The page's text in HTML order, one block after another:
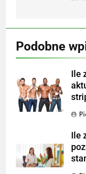
Podobne
Ile
Ile